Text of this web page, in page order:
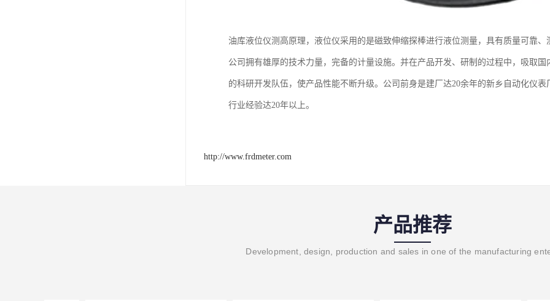
油库液位仪测高原理，液位仪采用的是磁致伸缩探棒进行液位测量，具有质量可靠
公司拥有雄厚的技术力量，完备的计量设施。并在产品开发、研制的过程中，吸取
的科研开发队伍，使产品性能不断升级。公司前身是建厂达20余年的新乡自动化仪
行业经验达20年以上。
http://www.frdmeter.com
产品推荐
Development, design, production and sales in one of the manufacturing